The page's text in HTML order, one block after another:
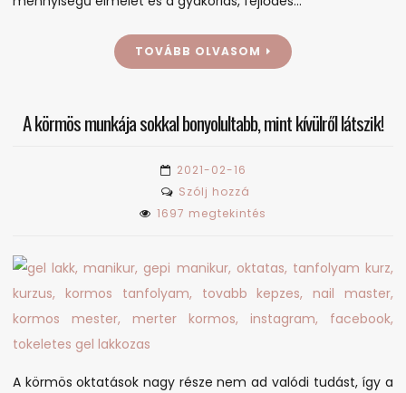
TOVÁBB OLVASOM
A körmös munkája sokkal bonyolultabb, mint kívülről látszik!
2021-02-16
Szólj hozzá
A
sokkal
bonyolultabb,
mint
1697 megtekintés
A körmös oktatások nagy része nem ad valódi tudást, így a